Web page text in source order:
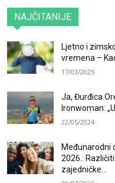
NAJČITANIJE
Ljetno i
vremena –
17/03/2025
Ja, Đurđica
Ironwoman:
22/05/2024
Međunarodni
2026.:
zajedničke...